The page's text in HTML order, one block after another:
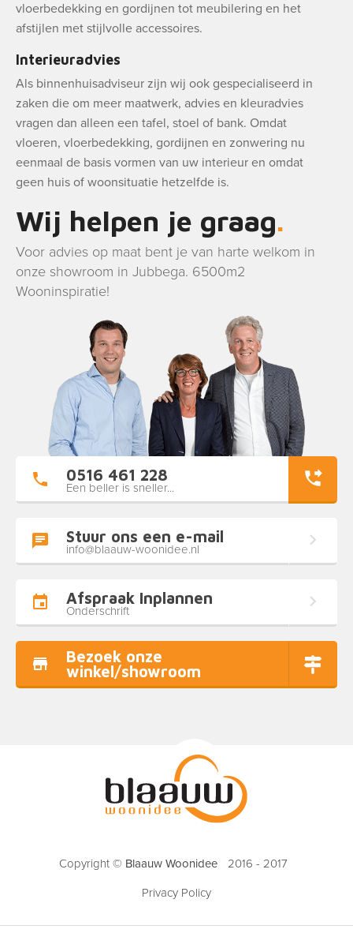
vloerbedekking en gordijnen tot meubilering en het
afstijlen met stijlvolle accessoires.
Interieuradvies
Als binnenhuisadviseur zijn wij ook gespecialiseerd in
zaken die om meer maatwerk, advies en kleuradvies
vragen dan alleen een tafel, stoel of bank. Omdat
vloeren, vloerbedekking, gordijnen en zonwering nu
eenmaal de basis vormen van uw interieur en omdat
geen huis of woonsituatie hetzelfde is.
Wij helpen je graag
Voor advies op maat bent je van harte welkom in
onze showroom in Jubbega. 6500m2
Wooninspiratie!
0516 461 228
Een beller is sneller...
Stuur ons een e-mail
info@blaauw-woonidee.nl
Afspraak Inplannen
Onderschrift
Bezoek onze
winkel/showroom
Copyright © Blaauw Woonidee 2016 - 2017
Privacy Policy